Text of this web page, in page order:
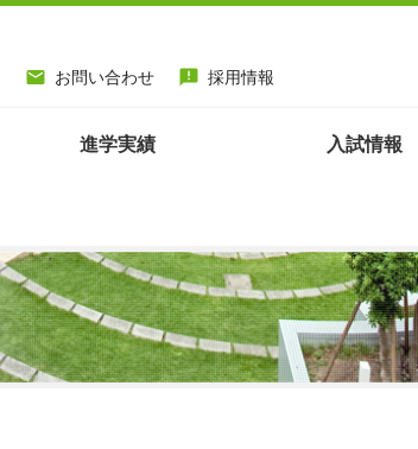
 お問い合わせ announcement 採用情報
進学実績 入試情報